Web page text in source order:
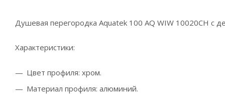
Душевая перегородка Aquatek 100 AQ WIW 10020CH с
Характеристики:
Цвет профиля: хром.
Материал профиля: алюминий.